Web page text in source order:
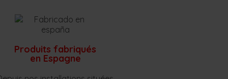
Produits fabriqués
en Espagne